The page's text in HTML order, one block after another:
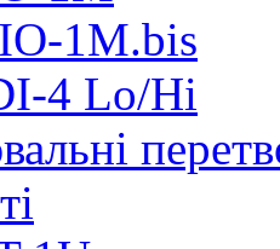
1M.bis
4 Lo/Hi